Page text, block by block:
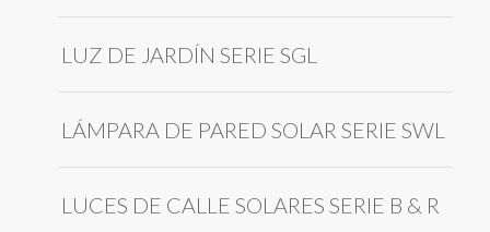
LUZ DE JARDÍN SERIE SGL
LÁMPARA DE PARED SOLAR SERIE SWL
LUCES DE CALLE SOLARES SERIE B & R